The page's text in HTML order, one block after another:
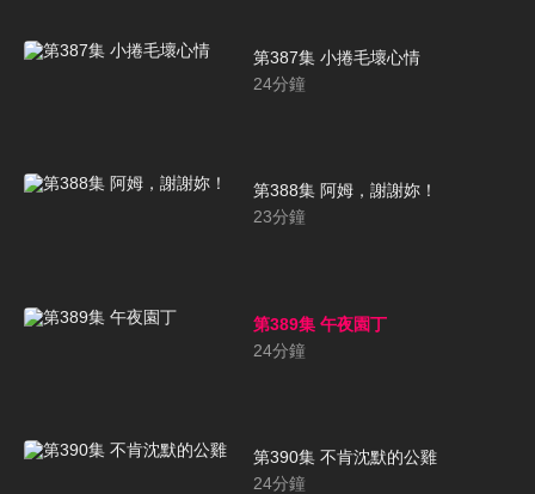
第387集 小捲毛壞心情
24分鐘
第388集 阿姆，謝謝妳！
23分鐘
第389集 午夜園丁
24分鐘
第390集 不肯沈默的公雞
24分鐘